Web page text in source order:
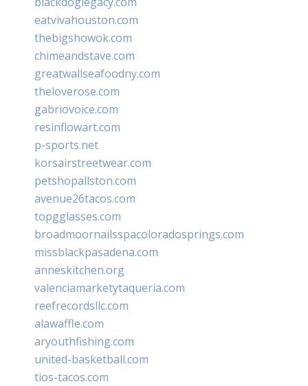
eatvivahouston.com
thebigshowok.com
chimeandstave.com
greatwallseafoodny.com
theloverose.com
gabriovoice.com
resinflowart.com
p-sports.net
korsairstreetwear.com
petshopallston.com
avenue26tacos.com
topgglasses.com
broadmoornailsspacoloradosprings.com
missblackpasadena.com
anneskitchen.org
valenciamarketytaqueria.com
reefrecordsllc.com
alawaffle.com
aryouthfishing.com
united-basketball.com
tios-tacos.com